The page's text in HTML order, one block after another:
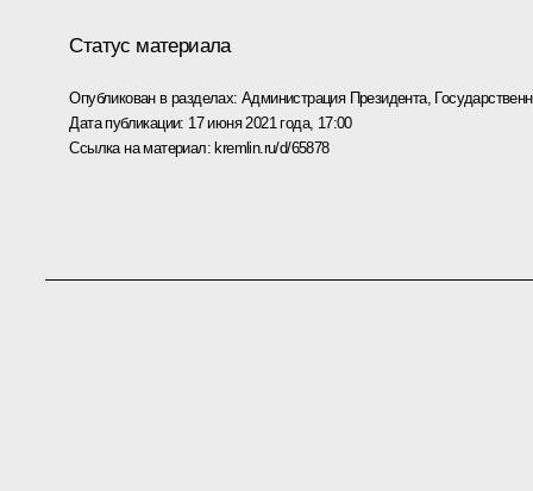
Статус материала
Опубликован в разделах: Администрация Президента,
Дата публикации: 17 июня 2021 года, 17:00
Ссылка на материал: kremlin.ru/d/65878